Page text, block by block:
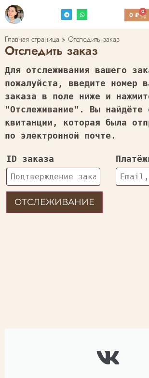
0₽ 0
Главная страница » Отследить заказ
Отследить заказ
Для отслеживания вашего
пожалуйста, введите номер
заказа в поле ниже и
"Отслеживание". Вы найдёте
квитанции, которая была
по электронной почте.
ID заказа
ОТСЛЕЖИВАНИЕ